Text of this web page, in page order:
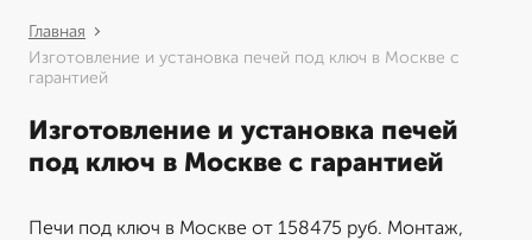
Главная
Изготовление и установка печей под ключ в Москве с
гарантией
Изготовление и установка печей
под ключ в Москве с гарантией
Печи под ключ в Москве от 158475 руб. Монтаж,